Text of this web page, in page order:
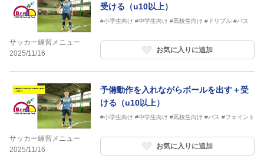
サッカー練習メニュー
2025/11/16
受ける（u10以上）
#小学生向け #中学生向け #高校生向け #ドリブル #パス
お気に入りに追加
サッカー練習メニュー
2025/11/16
予備動作を入れながらボールを出す＋受
ける（u10以上）
#小学生向け #中学生向け #高校生向け #パス #フェイント
お気に入りに追加